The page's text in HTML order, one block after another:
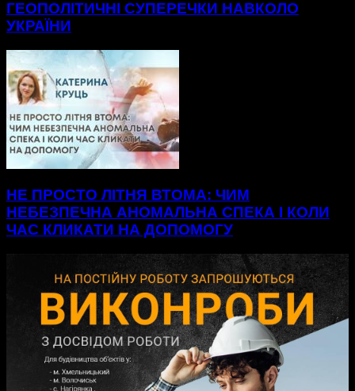
ГЕОПОЛІТИЧНІ СУПЕРЕЧКИ НАВКОЛО
УКРАЇНИ
НЕ ПРОСТО ЛІТНЯ ВТОМА: ЧИМ
НЕБЕЗПЕЧНА АНОМАЛЬНА СПЕКА І КОЛИ
ЧАС КЛИКАТИ НА ДОПОМОГУ